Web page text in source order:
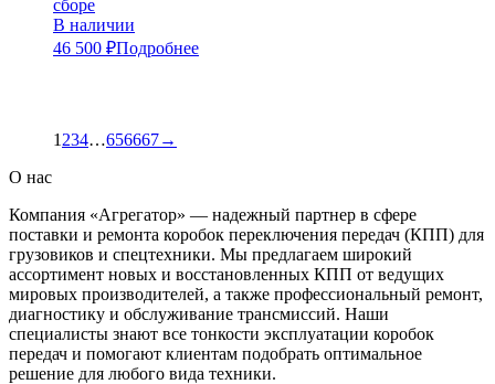
сборе
В наличии
46 500 ₽Подробнее
1 234…656667→
О нас
Компания «Агрегатор» — надежный партнер в сфере
поставки и ремонта коробок переключения передач (КПП) для
грузовиков и спецтехники. Мы предлагаем широкий
ассортимент новых и восстановленных КПП от ведущих
мировых производителей, а также профессиональный ремонт,
диагностику и обслуживание трансмиссий. Наши
специалисты знают все тонкости эксплуатации коробок
передач и помогают клиентам подобрать оптимальное
решение для любого вида техники.